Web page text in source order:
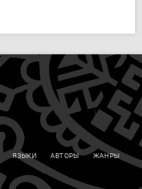
ЯЗЫКИ АВТОРЫ ЖАНРЫ